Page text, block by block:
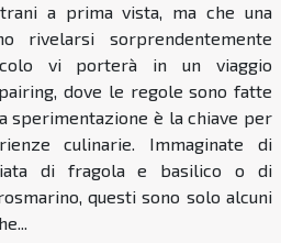
a prima vista, ma che una
rivelarsi sorprendentemente
vi porterà in un viaggio
dove le regole sono fatte
sperimentazione è la chiave per
culinarie. Immaginate di
di fragola e basilico o di
questi sono solo alcuni